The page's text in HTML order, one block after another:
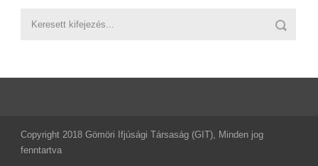
Copyright 2018 Gömöri Ifjúsági Társaság (GIT), Minden jog
fenntartva